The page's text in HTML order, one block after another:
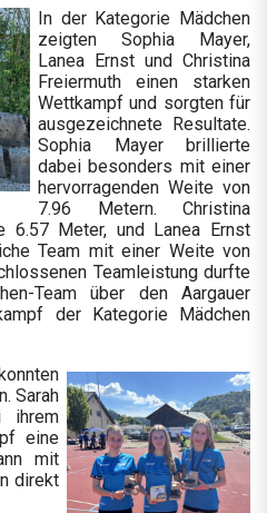
In der Kategorie Mädchen
zeigten Sophia Mayer,
Lanea Ernst und Christina
Freiermuth einen starken
Wettkampf und sorgten für
ausgezeichnete Resultate.
Sophia Mayer brillierte
dabei besonders mit einer
hervorragenden Weite von
7.96 Metern. Christina
6.57 Meter, und Lanea Ernst
Team mit einer Weite von
Teamleistung durfte
Team über den Aargauer
der Kategorie Mädchen
Sarah
ihrem
eine
mit
direkt